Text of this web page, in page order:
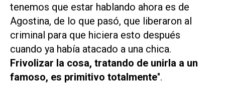
tenemos que estar hablando ahora es de
Agostina, de lo que pasó, que liberaron al
criminal para que hiciera esto después
cuando ya había atacado a una chica.
Frivolizar la cosa, tratando de unirla a un
famoso, es primitivo totalmente".